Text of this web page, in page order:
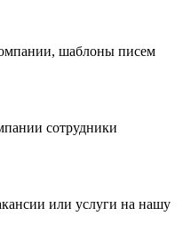
шаблоны писем
сотрудники
или услуги на нашу